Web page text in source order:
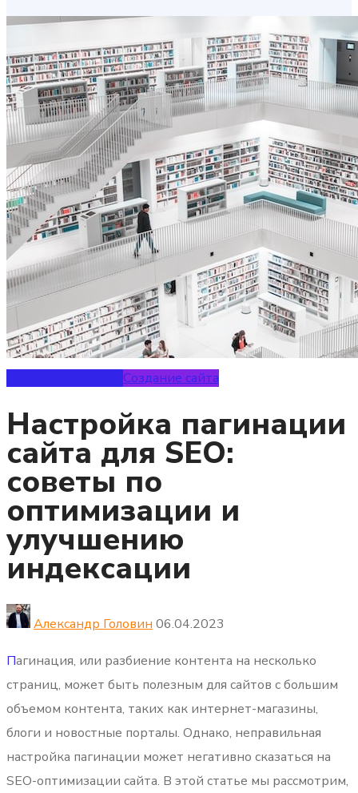
Создание сайта
Настройка пагинации
сайта для SEO:
советы по
оптимизации и
улучшению
индексации
Александр Головин 06.04.2023
Пагинация, или разбиение контента на несколько
страниц, может быть полезным для сайтов с большим
объемом контента, таких как интернет-магазины,
блоги и новостные порталы. Однако, неправильная
настройка пагинации может негативно сказаться на
SEO-оптимизации сайта. В этой статье мы рассмотрим,